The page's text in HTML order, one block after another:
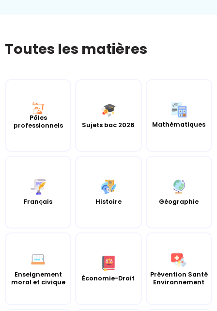
Toutes les matières
Pôles
professionnels
Sujets bac 2026 Mathématiques
Français Histoire Géographie
Enseignement
moral et civique
Économie-Droit
Prévention Santé
Environnement